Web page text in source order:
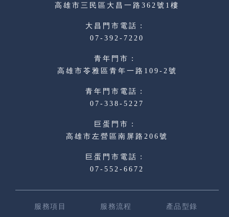
07-392-7220
07-338-5227
高雄市三民區大昌一路362號1樓
高雄市苓雅區青年一路109-2號
高雄市左營區南屏路206號
07-552-6672
服務項目 服務流程 產品型錄